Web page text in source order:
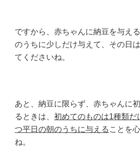
ですから、赤ちゃんに納豆を与え
のうちに少しだけ与えて、その日
てくださいね。
あと、納豆に限らず、赤ちゃんに
るときは、 初めてのものは1種類だ
つ平日の朝のうちに与える ことを
ね。